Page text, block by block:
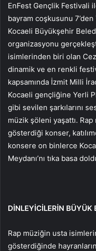
EnFest Gençlik Festivali
bayram coşkusunu
Kocaeli Büyükşehir
organizasyonu
isimlerinden biri olan
dinamik ve en renkli
kapsamında İzmit Milli
Kocaeli gençliğine Yerli
gibi sevilen şarkılarını
müzik şöleni yaşattı.
gösterdiği konser,
konsere on binlerce
Meydanı’nı tıka basa
DİNLEYİCİLERİN BÜYÜK
Rap müziğin usta
gösterdiğinde